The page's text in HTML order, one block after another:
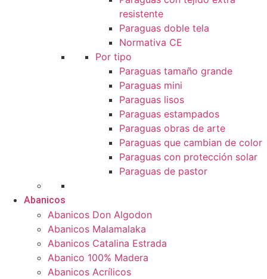
resistente
Paraguas doble tela
Normativa CE
Por tipo
Paraguas tamaño grande
Paraguas mini
Paraguas lisos
Paraguas estampados
Paraguas obras de arte
Paraguas que cambian de color
Paraguas con protección solar
Paraguas de pastor
Abanicos
Abanicos Don Algodon
Abanicos Malamalaka
Abanicos Catalina Estrada
Abanico 100% Madera
Abanicos Acrílicos